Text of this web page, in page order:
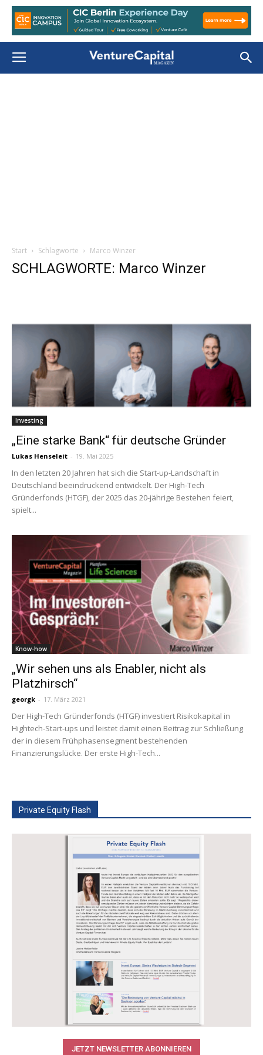
Start Schlagworte Marco Winzer
SCHLAGWORTE: Marco Winzer
Investing
„Eine starke Bank“ für deutsche Gründer
Lukas Henseleit - 19. Mai 2025
In den letzten 20 Jahren hat sich die Start-up-Landschaft in
Deutschland beeindruckend entwickelt. Der High-Tech
Gründerfonds (HTGF), der 2025 das 20-jährige Bestehen feiert,
spielt...
Know-how
„Wir sehen uns als Enabler, nicht als
Platzhirsch“
georgk - 17. März 2021
Der High-Tech Gründerfonds (HTGF) investiert Risikokapital in
Hightech-Start-ups und leistet damit einen Beitrag zur Schließung
der in diesem Frühphasensegment bestehenden
Finanzierungslücke. Der erste High-Tech...
Private Equity Flash
JETZT NEWSLETTER ABONNIEREN